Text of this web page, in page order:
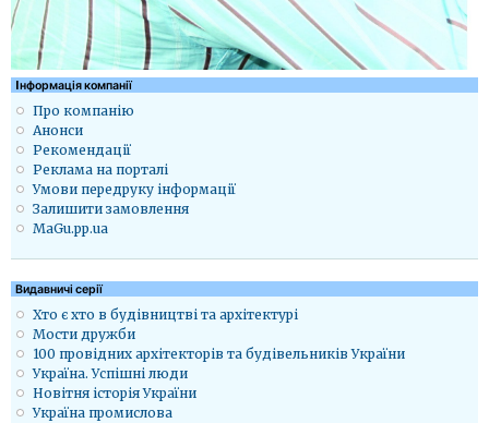
Iнформація компанії
Про компанію
Анонси
Рекомендації
Реклама на порталі
Умови передруку інформації
Залишити замовлення
MaGu.pp.ua
Видавничі серії
Хто є хто в будівництві та архітектурі
Мости дружби
100 провідних архітекторів та будівельників України
Україна. Успішні люди
Новітня історія України
Україна промислова